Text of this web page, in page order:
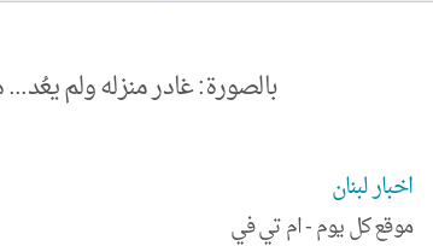
بالصورة: غادر منزله ولم
اخبار لبنان
موقع كل يوم -ام تي في